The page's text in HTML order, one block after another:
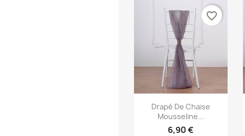
Aperçu rapide
Drapé De Chaise
Mousseline...
6,90 €
favorite_border